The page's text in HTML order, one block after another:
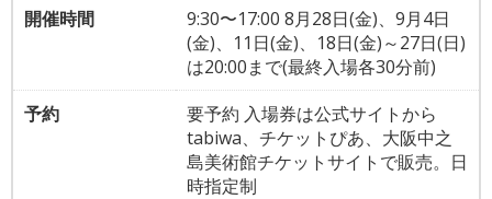
開催時間
9:30〜17:00 8月28日(金)、9月4日
(金)、11日(金)、18日(金)～27日(日)
は20:00まで(最終入場各30分前)
予約
要予約 入場券は公式サイトから
tabiwa、チケットぴあ、大阪中之
島美術館チケットサイトで販売。日
時指定制